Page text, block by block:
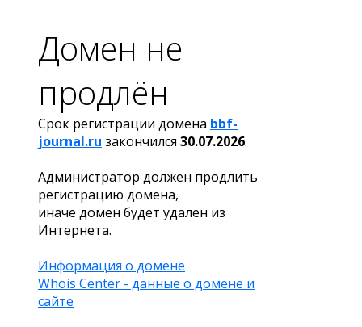
Домен не
продлён
Срок регистрации домена bbf-
journal.ru закончился 30.07.2026.
Администратор должен продлить
регистрацию домена,
иначе домен будет удален из
Интернета.
Информация о домене
Whois Center - данные о домене и
сайте